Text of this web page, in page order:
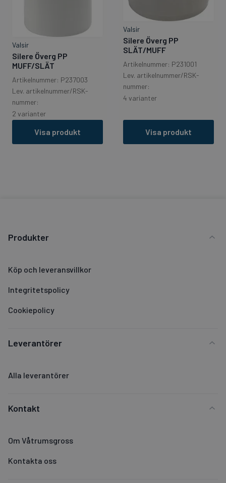
Valsir
Silere Överg PP
MUFF/SLÄT
Artikelnummer: P237003
Lev. artikelnummer/RSK-
nummer:
2 varianter
Visa produkt
Valsir
Silere Överg PP
SLÄT/MUFF
Artikelnummer: P231001
Lev. artikelnummer/RSK-
nummer:
4 varianter
Visa produkt
Produkter
Köp och leveransvillkor
Integritetspolicy
Cookiepolicy
Leverantörer
Alla leverantörer
Kontakt
Om Våtrumsgross
Kontakta oss